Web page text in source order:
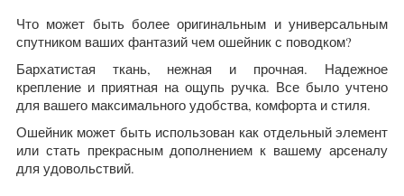
Что может быть более оригинальным и универсальным
спутником ваших фантазий чем ошейник с поводком?
Бархатистая ткань, нежная и прочная. Надежное
крепление и приятная на ощупь ручка. Все было учтено
для вашего максимального удобства, комфорта и стиля.
Ошейник может быть использован как отдельный элемент
или стать прекрасным дополнением к вашему арсеналу
для удовольствий.